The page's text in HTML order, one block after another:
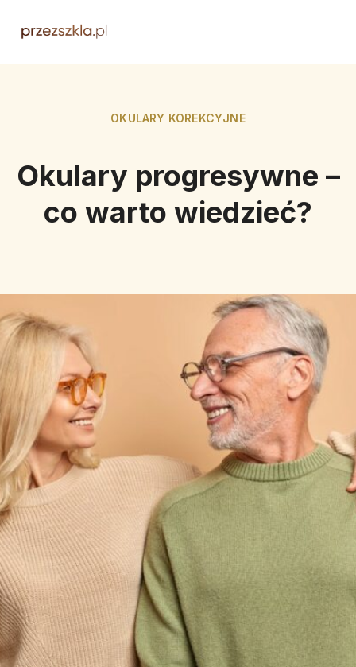
OKULARY KOREKCYJNE
Okulary progresywne –
co warto wiedzieć?